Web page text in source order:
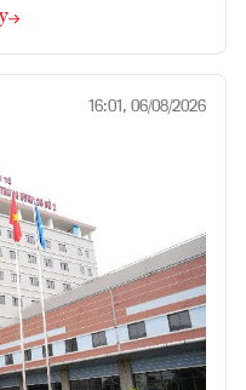
16:01, 06/08/2026